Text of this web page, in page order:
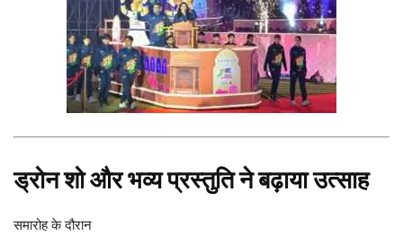
ड्रोन शो और भव्य प्रस्तुति ने बढ़ाया उत्साह
समारोह के दौरान